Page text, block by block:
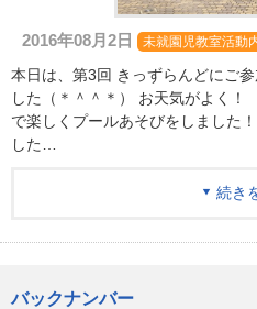
2016年08月2日 未就園児教室活動
本日は、第3回 きっずらんどにご
した（＊＾＾＊） お天気が
で楽しくプールあそびをしま
した…
続き
バックナンバー